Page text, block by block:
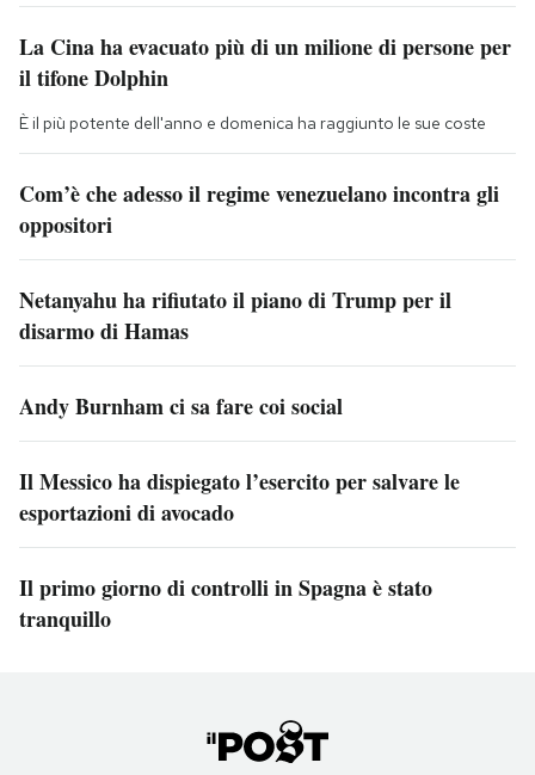
La Cina ha evacuato più di un milione di persone per
il tifone Dolphin
È il più potente dell'anno e domenica ha raggiunto le sue coste
Com’è che adesso il regime venezuelano incontra gli
oppositori
Netanyahu ha rifiutato il piano di Trump per il
disarmo di Hamas
Andy Burnham ci sa fare coi social
Il Messico ha dispiegato l’esercito per salvare le
esportazioni di avocado
Il primo giorno di controlli in Spagna è stato
tranquillo